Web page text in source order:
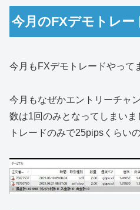
今月のFXデモトレー
今月もFXデモトレードやって
今月もなぜかエントリーチャ
数は1回のみとなってしまい
トレードのみで25pipsくらい